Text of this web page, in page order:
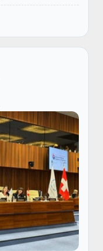
bo‘yicha vakili
o‘tkazdi.